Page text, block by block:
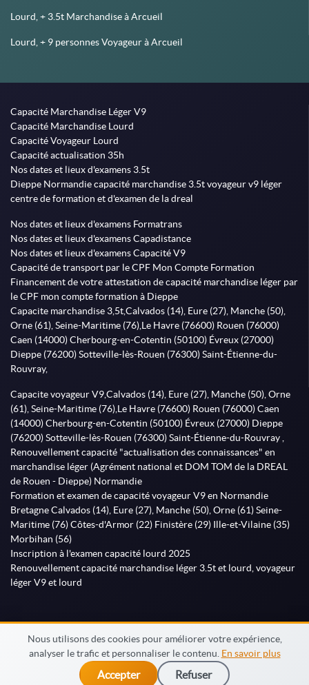
Nous utilisons des cookies pour améliorer votre expérience,
analyser le trafic et personnaliser le contenu. En savoir plus
Accepter Refuser
Lourd, + 3.5t Marchandise à Arcueil
Lourd, + 9 personnes Voyageur à Arcueil
Capacité Marchandise Léger V9
Capacité Marchandise Lourd
Capacité Voyageur Lourd
Capacité actualisation 35h
Nos dates et lieux d'examens 3.5t
Dieppe Normandie capacité marchandise 3.5t voyageur v9 léger
centre de formation et d'examen de la dreal
Nos dates et lieux d'examens Formatrans
Nos dates et lieux d'examens Capadistance
Nos dates et lieux d'examens Capacité V9
Capacité de transport par le CPF Mon Compte Formation
Financement de votre attestation de capacité marchandise léger par
le CPF mon compte formation à Dieppe
Capacite marchandise 3,5t,Calvados (14), Eure (27), Manche (50),
Orne (61), Seine-Maritime (76),Le Havre (76600) Rouen (76000)
Caen (14000) Cherbourg-en-Cotentin (50100) Évreux (27000)
Dieppe (76200) Sotteville-lès-Rouen (76300) Saint-Étienne-du-
Rouvray,
Capacite voyageur V9,Calvados (14), Eure (27), Manche (50), Orne
(61), Seine-Maritime (76),Le Havre (76600) Rouen (76000) Caen
(14000) Cherbourg-en-Cotentin (50100) Évreux (27000) Dieppe
(76200) Sotteville-lès-Rouen (76300) Saint-Étienne-du-Rouvray ,
Renouvellement capacité "actualisation des connaissances" en
marchandise léger (Agrément national et DOM TOM de la DREAL
de Rouen - Dieppe) Normandie
Formation et examen de capacité voyageur V9 en Normandie
Bretagne Calvados (14), Eure (27), Manche (50), Orne (61) Seine-
Maritime (76) Côtes-d'Armor (22) Finistère (29) Ille-et-Vilaine (35)
Morbihan (56)
Inscription à l'examen capacité lourd 2025
Renouvellement capacité marchandise léger 3.5t et lourd, voyageur
léger V9 et lourd
© MonFormateur.info 2026